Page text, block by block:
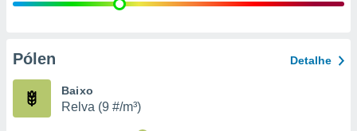
Pólen Detalhe
Baixo
Relva (9 #/m³)